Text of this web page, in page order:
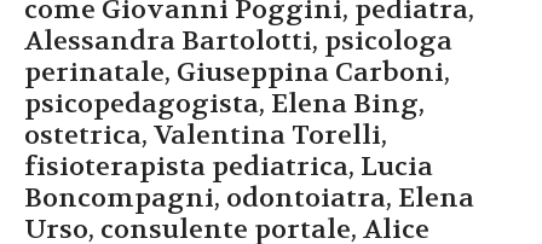
come Giovanni Poggini, pediatra,
Alessandra Bartolotti, psicologa
perinatale, Giuseppina Carboni,
psicopedagogista, Elena Bing,
ostetrica, Valentina Torelli,
fisioterapista pediatrica, Lucia
Boncompagni, odontoiatra, Elena
Urso, consulente portale, Alice